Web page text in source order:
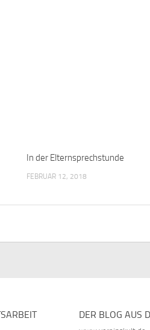
In der Elternsprechstunde
FEBRUAR 12, 2018
DER BLOG AUS